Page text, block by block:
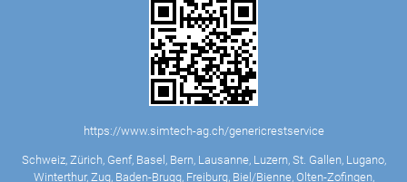
https://www.simtech-ag.ch/genericrestservice
Schweiz, Zürich, Genf, Basel, Bern, Lausanne, Luzern, St. Gallen, Lugano,
Winterthur, Zug, Baden-Brugg, Freiburg, Biel/Bienne, Olten-Zofingen,